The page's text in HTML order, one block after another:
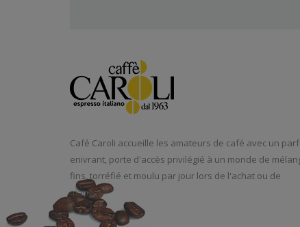
Café Caroli accueille les amateurs de café avec un
enivrant, porte d'accès privilégié à un monde de
fins,torréfié et moulu par jour lors de l'achat ou de
manger.